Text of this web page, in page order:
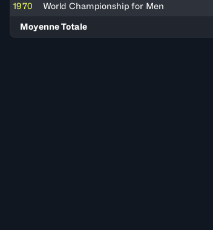
1970 World Championship for Men
Moyenne Totale